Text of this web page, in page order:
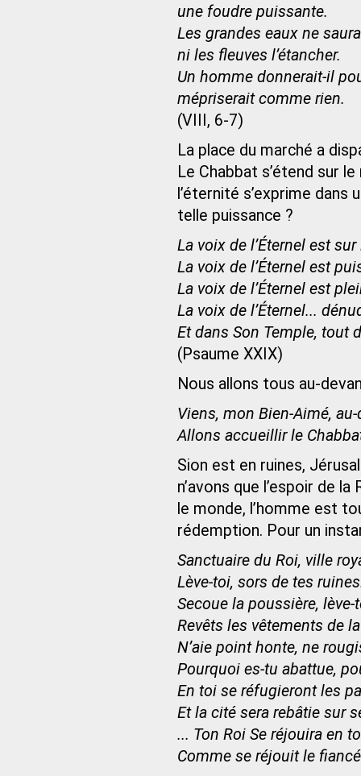
une foudre puissante.
Les grandes eaux ne
ni les fleuves l’étancher.
Un homme donnerait-il
mépriserait comme rien.
(VIII, 6-7)
La place du marché a
Le Chabbat s’étend sur
l’éternité s’exprime
telle puissance ?
La voix de l’Éternel est
La voix de l’Éternel est
La voix de l’Éternel est
La voix de l’Éternel...
Et dans Son Temple, tout
(Psaume XXIX)
Nous allons tous au-
Viens, mon Bien-Aimé,
Allons accueillir le
Sion est en ruines,
n’avons que l’espoir de
le monde, l’homme est
rédemption. Pour un
Sanctuaire du Roi, ville
Lève-toi, sors de tes
Secoue la poussière, lève-
Revêts les vêtements de
N’aie point honte, ne
Pourquoi es-tu abattue,
En toi se réfugieront les
Et la cité sera rebâtie sur
... Ton Roi Se réjouira en
Comme se réjouit le